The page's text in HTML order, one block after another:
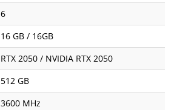
6
16 GB / 16GB
RTX 2050 / NVIDIA RTX 2050
512 GB
3600 MHz